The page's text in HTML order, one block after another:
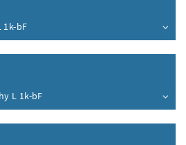
bF
L 1k-bF